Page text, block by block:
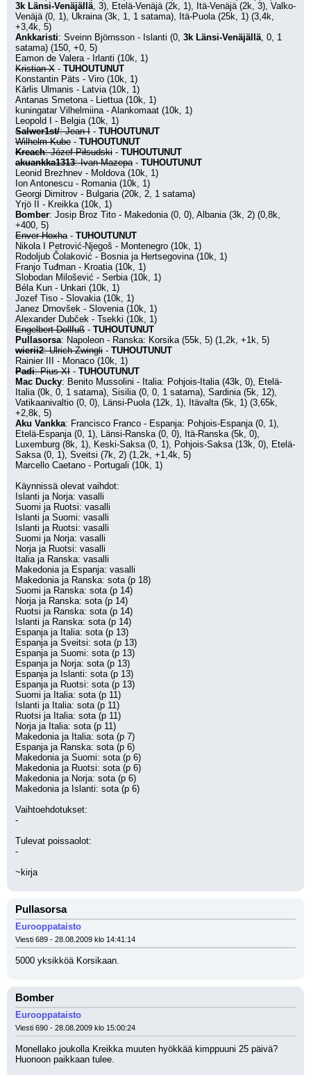
3k Länsi-Venäjällä, 3), Etelä-Venäjä (2k, 1), Itä-Venäjä (2k, 3), Valko-
Venäjä (0, 1), Ukraina (3k, 1, 1 satama), Itä-Puola (25k, 1) (3,4k,
+3,4k, 5)
Ankkaristi: Sveinn Björnsson - Islanti (0, 3k Länsi-Venäjällä, 0, 1
satama) (150, +0, 5)
Eamon de Valera - Irlanti (10k, 1)
Kristian X - TUHOUTUNUT
Konstantin Päts - Viro (10k, 1)
Kārlis Ulmanis - Latvia (10k, 1)
Antanas Smetona - Liettua (10k, 1)
kuningatar Vilhelmiina - Alankomaat (10k, 1)
Leopold I - Belgia (10k, 1)
Salwer1st/: Jean I - TUHOUTUNUT
Wilhelm Kube - TUHOUTUNUT
Kreach: Józef Piłsudski - TUHOUTUNUT
akuankka1313: Ivan Mazepa - TUHOUTUNUT
Leonid Brezhnev - Moldova (10k, 1)
Ion Antonescu - Romania (10k, 1)
Georgi Dimitrov - Bulgaria (20k, 2, 1 satama)
Yrjö II - Kreikka (10k, 1)
Bomber: Josip Broz Tito - Makedonia (0, 0), Albania (3k, 2) (0,8k,
+400, 5)
Enver Hoxha - TUHOUTUNUT
Nikola I Petrović-Njegoš - Montenegro (10k, 1)
Rodoljub Čolaković - Bosnia ja Hertsegovina (10k, 1)
Franjo Tuđman - Kroatia (10k, 1)
Slobodan Milošević - Serbia (10k, 1)
Béla Kun - Unkari (10k, 1)
Jozef Tiso - Slovakia (10k, 1)
Janez Drnovšek - Slovenia (10k, 1)
Alexander Dubček - Tsekki (10k, 1)
Engelbert Dollfuß - TUHOUTUNUT
Pullasorsa: Napoleon - Ranska: Korsika (55k, 5) (1,2k, +1k, 5)
wierii2: Ulrich Zwingli - TUHOUTUNUT
Rainier III - Monaco (10k, 1)
Padi: Pius XI - TUHOUTUNUT
Mac Ducky: Benito Mussolini - Italia: Pohjois-Italia (43k, 0), Etelä-
Italia (0k, 0, 1 satama), Sisilia (0, 0, 1 satama), Sardinia (5k, 12),
Vatikaanivaltio (0, 0), Länsi-Puola (12k, 1), Itävalta (5k, 1) (3,65k,
+2,8k, 5)
Aku Vankka: Francisco Franco - Espanja: Pohjois-Espanja (0, 1),
Etelä-Espanja (0, 1), Länsi-Ranska (0, 0), Itä-Ranska (5k, 0),
Luxemburg (8k, 1), Keski-Saksa (0, 1), Pohjois-Saksa (13k, 0), Etelä-
Saksa (0, 1), Sveitsi (7k, 2) (1,2k, +1,4k, 5)
Marcello Caetano - Portugali (10k, 1)
Käynnissä olevat vaihdot:
Islanti ja Norja: vasalli
Suomi ja Ruotsi: vasalli
Islanti ja Suomi: vasalli
Islanti ja Ruotsi: vasalli
Suomi ja Norja: vasalli
Norja ja Ruotsi: vasalli
Italia ja Ranska: vasalli
Makedonia ja Espanja: vasalli
Makedonia ja Ranska: sota (p 18)
Suomi ja Ranska: sota (p 14)
Norja ja Ranska: sota (p 14)
Ruotsi ja Ranska: sota (p 14)
Islanti ja Ranska: sota (p 14)
Espanja ja Italia: sota (p 13)
Espanja ja Sveitsi: sota (p 13)
Espanja ja Suomi: sota (p 13)
Espanja ja Norja: sota (p 13)
Espanja ja Islanti: sota (p 13)
Espanja ja Ruotsi: sota (p 13)
Suomi ja Italia: sota (p 11)
Islanti ja Italia: sota (p 11)
Ruotsi ja Italia: sota (p 11)
Norja ja Italia: sota (p 11)
Makedonia ja Italia: sota (p 7)
Espanja ja Ranska: sota (p 6)
Makedonia ja Suomi: sota (p 6)
Makedonia ja Ruotsi: sota (p 6)
Makedonia ja Norja: sota (p 6)
Makedonia ja Islanti: sota (p 6)
Vaihtoehdotukset:
-
Tulevat poissaolot:
-
~kirja
Pullasorsa
Eurooppataisto
Viesti 689 - 28.08.2009 klo 14:41:14
5000 yksikköä Korsikaan.
Bomber
Eurooppataisto
Viesti 690 - 28.08.2009 klo 15:00:24
Monellako joukolla Kreikka muuten hyökkää kimppuuni 25 päivä?
Huonoon paikkaan tulee.